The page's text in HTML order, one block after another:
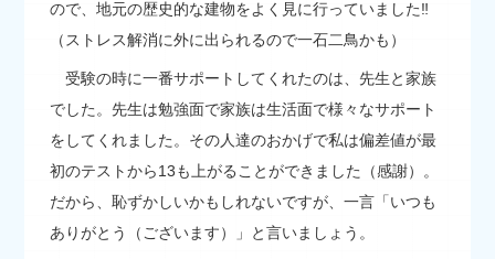
ので、地元の歴史的な建物をよく見に行っていました‼
（ストレス解消に外に出られるので一石二鳥かも）
受験の時に一番サポートしてくれたのは、先生と家族
でした。先生は勉強面で家族は生活面で様々なサポート
をしてくれました。その人達のおかげで私は偏差値が最
初のテストから13も上がることができました（感謝）。
だから、恥ずかしいかもしれないですが、一言「いつも
ありがとう（ございます）」と言いましょう。